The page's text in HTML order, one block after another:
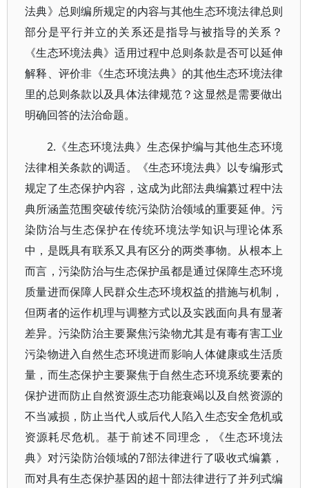
法典》总则编所规定的内容与其他生态环境法律总则
部分是平行并立的关系还是指导与被指导的关系？
《生态环境法典》适用过程中总则条款是否可以延伸
解释、评价非《生态环境法典》的其他生态环境法律
里的总则条款以及具体法律规范？这显然是需要做出
明确回答的法治命题。
2.《生态环境法典》生态保护编与其他生态环境
法律相关条款的调适。《生态环境法典》以专编形式
规定了生态保护内容，这成为此部法典编纂过程中法
典所涵盖范围突破传统污染防治领域的重要延伸。污
染防治与生态保护在传统环境法学知识与理论体系
中，是既具有联系又具有区分的两类事物。从根本上
而言，污染防治与生态保护虽都是通过保障生态环境
质量进而保障人民群众生态环境权益的措施与机制，
但两者的运作机理与调整方式以及实践面向具有显著
差异。污染防治主要聚焦污染物尤其是有毒有害工业
污染物进入自然生态环境进而影响人体健康或生活质
量，而生态保护主要聚焦于自然生态环境系统要素的
保护进而防止自然资源生态功能衰竭以及自然资源的
不当减损，防止当代人或后代人陷入生态安全危机或
资源耗尽危机。基于前述不同理念，《生态环境法
典》对污染防治领域的7部法律进行了吸收式编纂，
而对具有生态保护基因的超十部法律进行了并列式编